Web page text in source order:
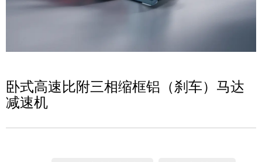
卧式高速比附三相缩框铝（刹车）马达
减速机